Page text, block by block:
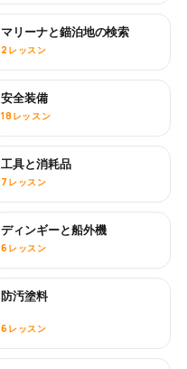
マリーナと錨泊地の検索
2レッスン
安全装備
18レッスン
工具と消耗品
7レッスン
ディンギーと船外機
6レッスン
近日公開
防汚塗料
6レッスン